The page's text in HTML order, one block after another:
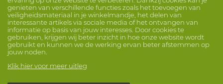
genieten van verschillende functies zoals het toevoegen van
veiligheidsmateriaal in je winkelmandje, het delen van
interessante artikels via sociale media of het ontvangen van
informatie op basis van jouw interesses. Door cookies te
gebruiken, krijgen wij beter inzicht in hoe onze website wordt
gebruikt en kunnen we de werking ervan beter afstemmen op
jouw noden.
Klik hier voor meer uitleg